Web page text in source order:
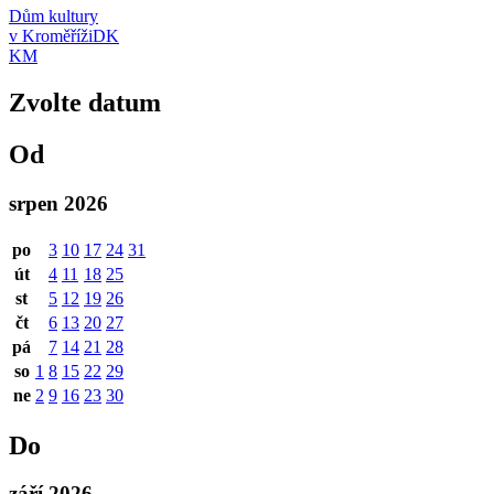
Dům kultury
v KroměřížiDK
KM
Zvolte datum
Od
srpen 2026
po 3 10 17 24 31
út
4 11 18 25
st
5 12 19 26
čt
6 13 20 27
pá
7 14 21 28
so 1 8 15 22 29
ne 2 9 16 23 30
Do